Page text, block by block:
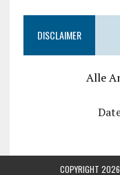
DISCLAIMER
Alle
COPYRIGHT